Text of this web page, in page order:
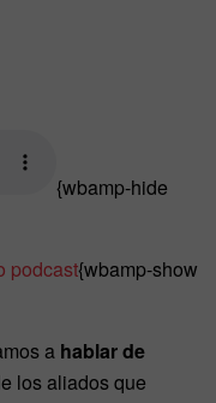
{wbamp-hide
podcast{wbamp-show
a hablar de
los aliados que